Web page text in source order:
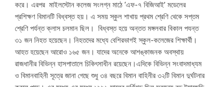
করে। এরপর মাইলস্টোন কলেজ সংলগ্ন মাঠে ‘এফ-৭ বিজিআই’ মডেলের
প্রশিক্ষণ বিমানটি বিধ্বস্ত হয়। এ সময় স্কুল শাখায় প্রথম শ্রেণি থেকে সপ্তম
শ্রেণি পর্যন্ত ক্লাস চলমান ছিল। বিধ্বস্ত হয়ে অন্তত মঙ্গলবার বিকাল পযন্ত
৩১ জন নিহত হয়েছেন। নিহতদের মধ্যে বেশিরভাগই স্কুল-কলেজের শিক্ষার্থী।
আহত হয়েছেন আরোও ১৬৫ জন। যাদের অনেকে আশঙ্কাজনক অবস্থায়
রাজধানীর বিভিন্ন হাসপাতালে চিকিৎসাধীন রয়েছেন।এদিকে বিভিন্ন সংবাদমাধ্যম
ও বিমানবাহিনী সূত্রে জানা গেছে শুধু ৩৪ বছরে বিমান বাহিনীর ৩২টি বিমান দুর্ঘটনার